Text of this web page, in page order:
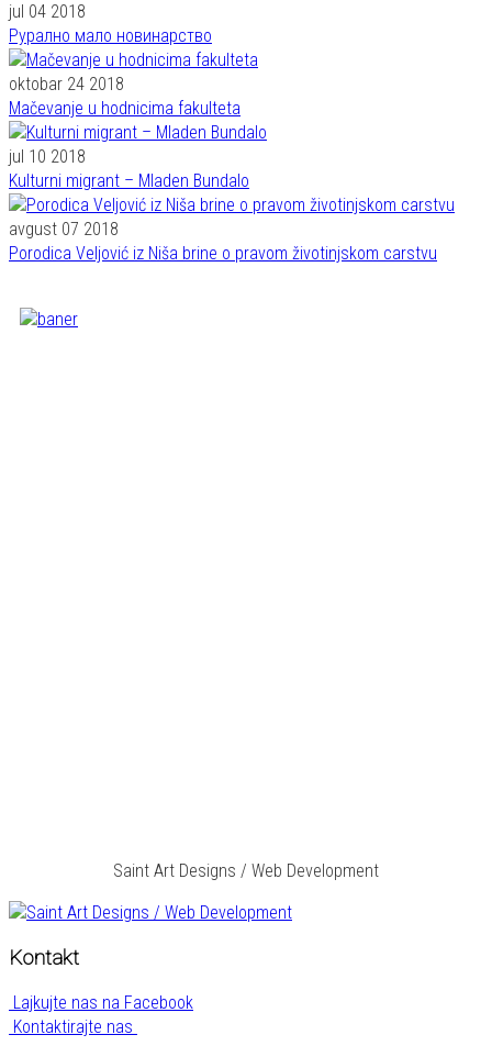
jul 04 2018
Рурално мало новинарство
oktobar 24 2018
Mačevanje u hodnicima fakulteta
jul 10 2018
Kulturni migrant – Mladen Bundalo
avgust 07 2018
Porodica Veljović iz Niša brine o pravom životinjskom carstvu
Saint Art Designs / Web Development
Kontakt
Lajkujte nas na Facebook
Kontaktirajte nas